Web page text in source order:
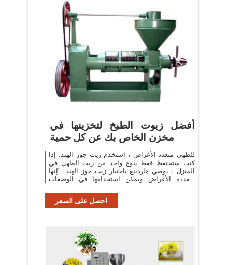
أفضل زيوت الطبخ لتخزينها في
مخزن الخاص بك عن كل حمية
للطهي متعدد الأغراض ، استخدم زيت جوز الهند. إذا
كنت ستحتفظ فقط بنوع واحد من زيت الطهي في
المنزل ، يوصي هاردينغ باختيار زيت جوز الهند. "إنها
متعددة الأغراض ويمكن استخدامها في الوصفات
احصل على السعر